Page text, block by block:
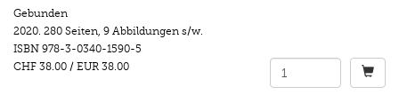
Gebunden
2020. 280 Seiten, 9 Abbildungen s/w.
ISBN 978-3-0340-1590-5
CHF 38.00 / EUR 38.00